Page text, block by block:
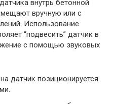
внутрь бетонной
вручную или с
Использование
“подвесить” датчик в
с помощью звуковых
датчик позиционируется